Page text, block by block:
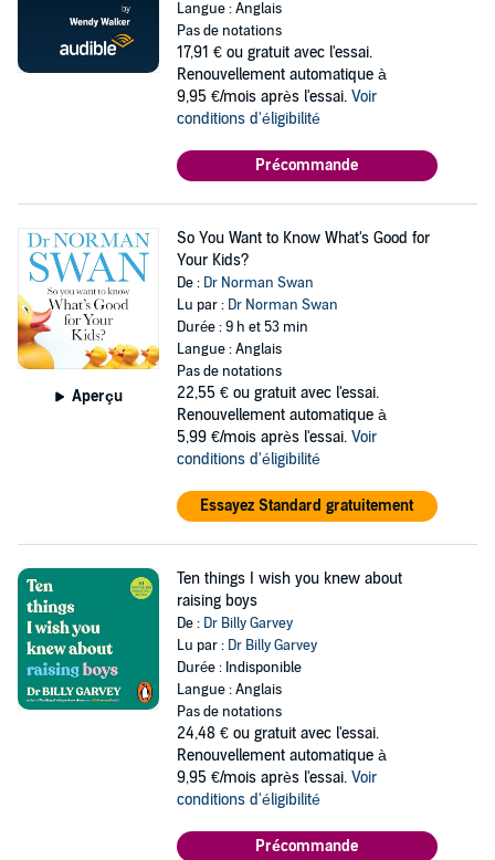
Langue : Anglais
Pas de notations
17,91 € ou gratuit avec l'essai.
Renouvellement automatique à
9,95 €/mois après l'essai. Voir
conditions d'éligibilité
Précommande
Aperçu
So You Want to Know What's Good for
Your Kids?
De : Dr Norman Swan
Lu par : Dr Norman Swan
Durée : 9 h et 53 min
Langue : Anglais
Pas de notations
22,55 € ou gratuit avec l'essai.
Renouvellement automatique à
5,99 €/mois après l'essai. Voir
conditions d'éligibilité
Essayez Standard gratuitement
Ten things I wish you knew about
raising boys
De : Dr Billy Garvey
Lu par : Dr Billy Garvey
Durée : Indisponible
Langue : Anglais
Pas de notations
24,48 € ou gratuit avec l'essai.
Renouvellement automatique à
9,95 €/mois après l'essai. Voir
conditions d'éligibilité
Précommande